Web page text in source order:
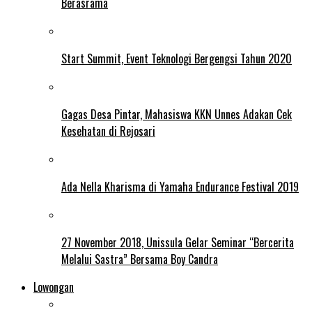
Start Summit, Event Teknologi Bergengsi Tahun 2020
Gagas Desa Pintar, Mahasiswa KKN Unnes Adakan Cek
Kesehatan di Rejosari
Ada Nella Kharisma di Yamaha Endurance Festival 2019
27 November 2018, Unissula Gelar Seminar “Bercerita
Melalui Sastra” Bersama Boy Candra
Lowongan